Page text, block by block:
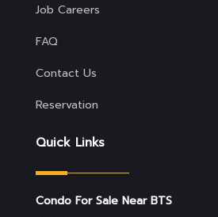
Job Careers
FAQ
Contact Us
Reservation
Quick Links
Condo For Sale Near BTS